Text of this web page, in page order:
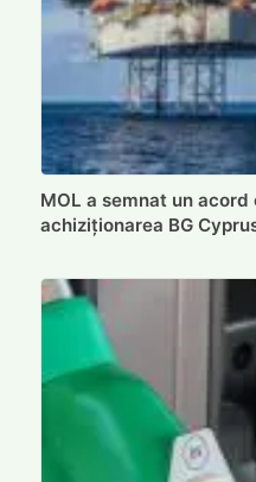
MOL a semnat un acord
achiziționarea BG